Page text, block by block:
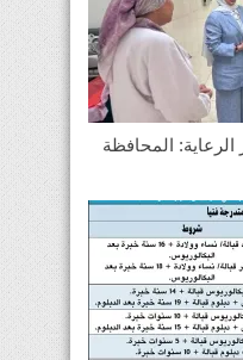
المحافظة